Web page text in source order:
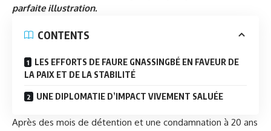
parfaite illustration.
CONTENTS
LES EFFORTS DE FAURE GNASSINGBÉ EN FAVEUR DE
LA PAIX ET DE LA STABILITÉ
UNE DIPLOMATIE D’IMPACT VIVEMENT SALUÉE
Après des mois de détention et une condamnation à 20 ans